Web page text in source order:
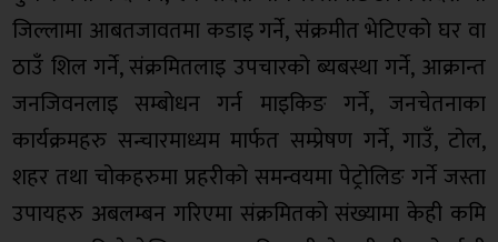
जिल्लामा आबतजावतमा कडाइ गर्ने, संक्रमीत भेटिएको घर वा
ठाउँ शिल गर्ने, संक्रमितलाइ उपचारको ब्यबस्था गर्ने, आक्रान्त
जनजिवनलाइ सम्बोधन गर्न माइकिङ गर्ने, जनचेतनाका
कार्यक्रमहरु सन्चारमाध्यम मार्फत सम्प्रेषण गर्ने, गाउँ, टोल,
शहर तथा चोकहरुमा प्रहरीको समन्वयमा पेट्रोलिङ गर्ने जस्ता
उपायहरु अबलम्बन गरिएमा संक्रमितको संख्यामा केही कमि